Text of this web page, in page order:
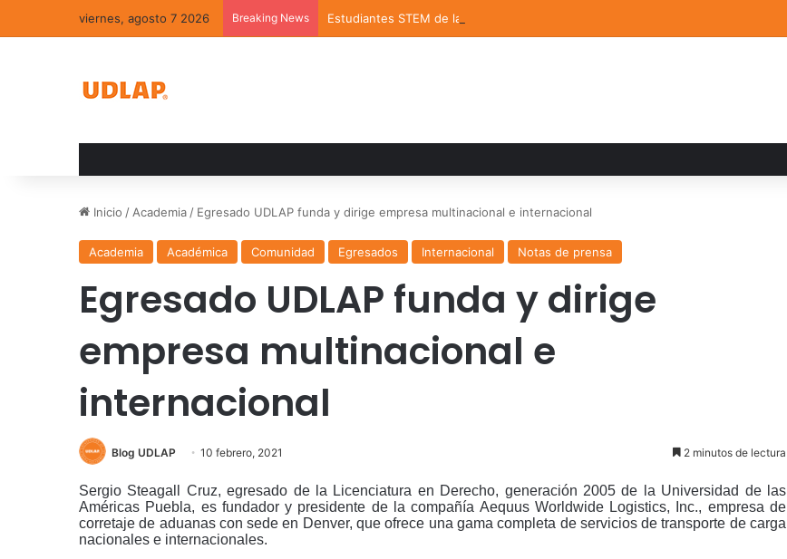
viernes, agosto 7 2026 Breaking News Estudiantes STEM de la UDLAP destacan en el MUTVI 2026
Inicio / Academia / Egresado UDLAP funda y dirige empresa multinacional e internacional
Academia Académica Comunidad Egresados Internacional Notas de prensa
Egresado UDLAP funda y dirige
empresa multinacional e
internacional
Blog UDLAP 10 febrero, 2021 2 minutos de lectura
Sergio Steagall Cruz, egresado de la Licenciatura en Derecho, generación 2005 de la Universidad de las
Américas Puebla, es fundador y presidente de la compañía Aequus Worldwide Logistics, Inc., empresa de
corretaje de aduanas con sede en Denver, que ofrece una gama completa de servicios de transporte de carga
nacionales e internacionales.